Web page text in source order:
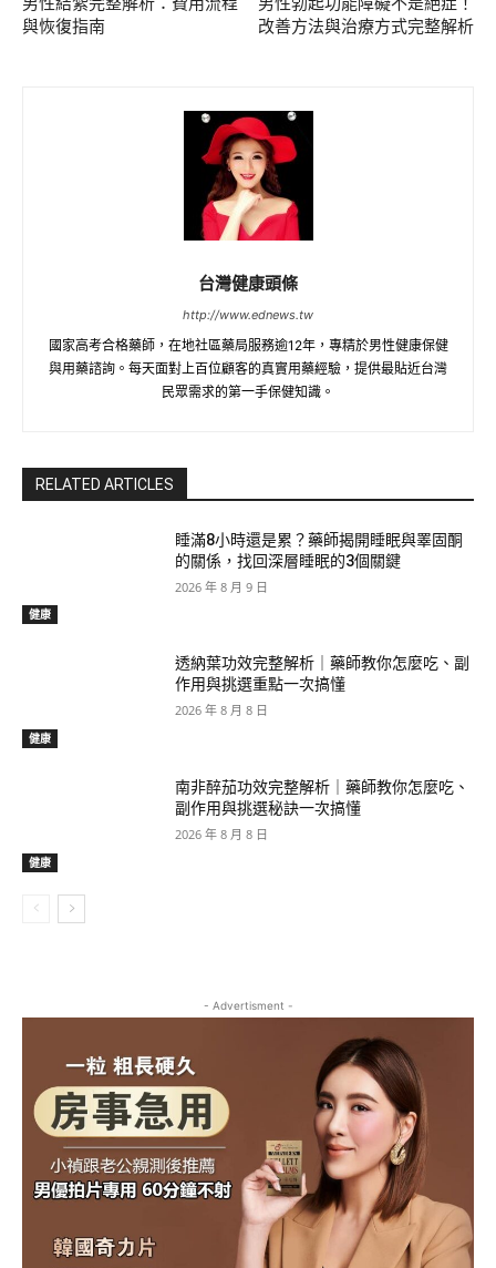
與恢復指南
改善方法與治療方式完整解析
台灣健康頭條
http://www.ednews.tw
國家高考合格藥師，在地社區藥局服務逾12年，專精於男性健康保健
與用藥諮詢。每天面對上百位顧客的真實用藥經驗，提供最貼近台灣
民眾需求的第一手保健知識。
RELATED ARTICLES
健康
睡滿8小時還是累？藥師揭開睡眠與睪固酮
的關係，找回深層睡眠的3個關鍵
2026 年 8 月 9 日
健康
透納葉功效完整解析｜藥師教你怎麼吃、副
作用與挑選重點一次搞懂
2026 年 8 月 8 日
健康
南非醉茄功效完整解析｜藥師教你怎麼吃、
副作用與挑選秘訣一次搞懂
2026 年 8 月 8 日
- Advertisment -